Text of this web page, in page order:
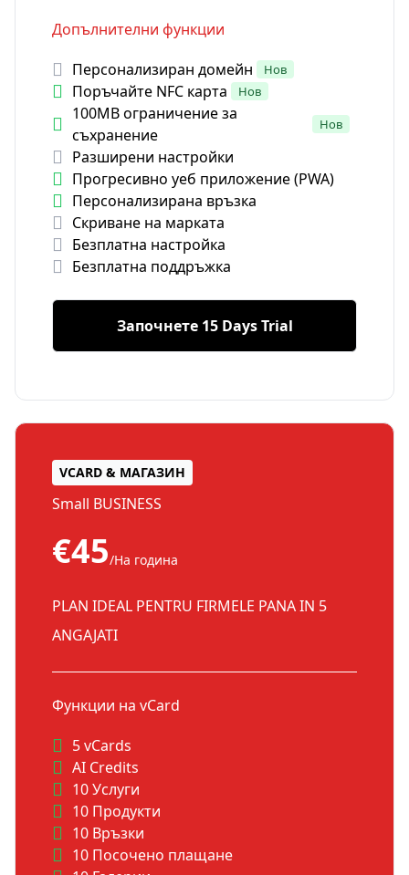
Допълнителни функции
Персонализиран домейн
Нов
Поръчайте NFC карта Нов
100MB ограничение за
съхранение
Нов
Разширени настройки
Прогресивно уеб приложение (PWA)
Персонализирана връзка
Скриване на марката
Безплатна настройка
Безплатна поддръжка
Започнете 15 Days Trial
VCARD & МАГАЗИН
Small BUSINESS
€45/На година
PLAN IDEAL PENTRU FIRMELE PANA IN 5
ANGAJATI
Функции на vCard
5 vCards
AI Credits
10 Услуги
10 Продукти
10 Връзки
10 Посочено плащане